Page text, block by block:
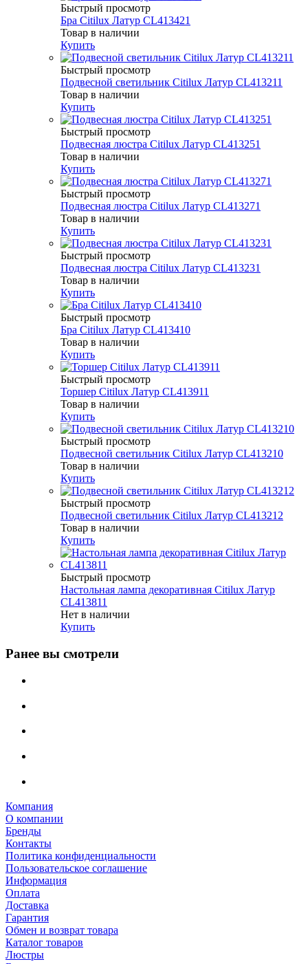
Быстрый просмотр
Бра Citilux Латур CL413421
Товар в наличии
Купить
Быстрый просмотр
Подвесной светильник Citilux Латур CL413211
Товар в наличии
Купить
Быстрый просмотр
Подвесная люстра Citilux Латур CL413251
Товар в наличии
Купить
Быстрый просмотр
Подвесная люстра Citilux Латур CL413271
Товар в наличии
Купить
Быстрый просмотр
Подвесная люстра Citilux Латур CL413231
Товар в наличии
Купить
Быстрый просмотр
Бра Citilux Латур CL413410
Товар в наличии
Купить
Быстрый просмотр
Торшер Citilux Латур CL413911
Товар в наличии
Купить
Быстрый просмотр
Подвесной светильник Citilux Латур CL413210
Товар в наличии
Купить
Быстрый просмотр
Подвесной светильник Citilux Латур CL413212
Товар в наличии
Купить
Быстрый просмотр
Настольная лампа декоративная Citilux Латур
CL413811
Нет в наличии
Купить
Ранее вы смотрели
Компания
О компании
Бренды
Контакты
Политика конфиденциальности
Пользовательское соглашение
Информация
Оплата
Доставка
Гарантия
Обмен и возврат товара
Каталог товаров
Люстры